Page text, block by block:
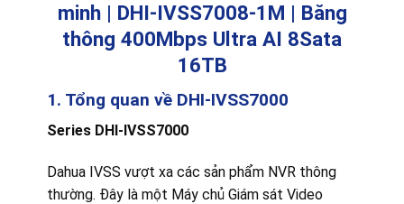
minh | DHI-IVSS7008-1M | Băng
thông 400Mbps Ultra AI 8Sata
16TB
1. Tổng quan về DHI-IVSS7000
Series DHI-IVSS7000
Dahua IVSS vượt xa các sản phẩm NVR thông
thường. Đây là một Máy chủ Giám sát Video